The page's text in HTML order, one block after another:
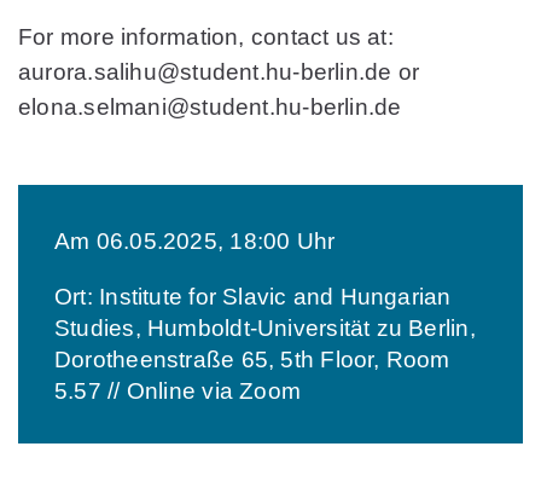
For more information, contact us at:
aurora.salihu@student.hu-berlin.de or
elona.selmani@student.hu-berlin.de
Am 06.05.2025, 18:00 Uhr
Ort: Institute for Slavic and Hungarian
Studies, Humboldt-Universität zu Berlin,
Dorotheenstraße 65, 5th Floor, Room
5.57 // Online via Zoom